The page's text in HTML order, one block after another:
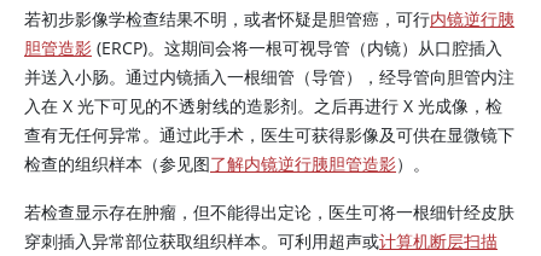
若初步影像学检查结果不明，或者怀疑是胆管癌，可行内镜逆行胰
胆管造影 (ERCP)。这期间会将一根可视导管（内镜）从口腔插入
并送入小肠。通过内镜插入一根细管（导管），经导管向胆管内注
入在 X 光下可见的不透射线的造影剂。之后再进行 X 光成像，检
查有无任何异常。通过此手术，医生可获得影像及可供在显微镜下
检查的组织样本（参见图了解内镜逆行胰胆管造影）。
若检查显示存在肿瘤，但不能得出定论，医生可将一根细针经皮肤
穿刺插入异常部位获取组织样本。可利用超声或计算机断层扫描